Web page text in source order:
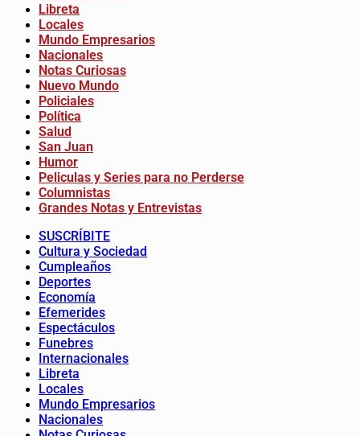
Libreta
Locales
Mundo Empresarios
Nacionales
Notas Curiosas
Nuevo Mundo
Policiales
Política
Salud
San Juan
Humor
Peliculas y Series para no Perderse
Columnistas
Grandes Notas y Entrevistas
SUSCRÍBITE
Cultura y Sociedad
Cumpleaños
Deportes
Economía
Efemerides
Espectáculos
Funebres
Internacionales
Libreta
Locales
Mundo Empresarios
Nacionales